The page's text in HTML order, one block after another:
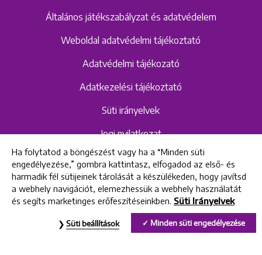
Általános játékszabályzat és adatvédelem
Weboldal adatvédelmi tájékoztató
Adatvédelmi tájékozató
Adatkezelési tájékoztató
Süti irányelvek
Jogi nyilatkozat
Hangrögzítéshez kapcsolódó adatvédelmi
szabályzat és tájékoztató
Uniklinik Fogászati és Implantációs Központ
Ha folytatod a böngészést vagy ha a “Minden süti
engedélyezése,” gombra kattintasz, elfogadod az első- és
harmadik fél sütijeinek tárolását a készülékeden, hogy javítsd
a webhely navigációt, elemezhessük a webhely használatát
és segíts marketinges erőfeszítéseinkben. Süti Irányelvek
Minden süti engedélyezése
Süti beállítások